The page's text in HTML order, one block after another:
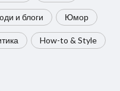
и блоги Юмор
How-to & Style